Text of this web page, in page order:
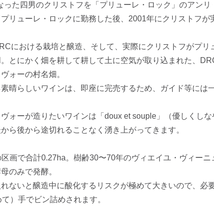
った四男のクリストフを「プリューレ・ロック」のアン
リューレ・ロックに勤務した後、2001年にクリストフが
における栽培と醸造、そして、実際にクリストフがプ
とにかく畑を耕して耕して土に空気が取り込まれた、
ォーの村名畑。
晴らしいワインは、即座に完売するため、ガイド等には
ォーが造りたいワインは「doux et souple」（優しくし
ら後から途切れることなく湧き上がってきます。
画で合計0.27ha。樹齢30〜70年のヴィエイユ・ヴィー
のみで発酵。
ないと醸造中に酸化するリスクが極めて大きいので、必
）手でビン詰めされます。